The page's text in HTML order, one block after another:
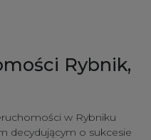
Rybnik,
w Rybniku
decydującym o sukcesie